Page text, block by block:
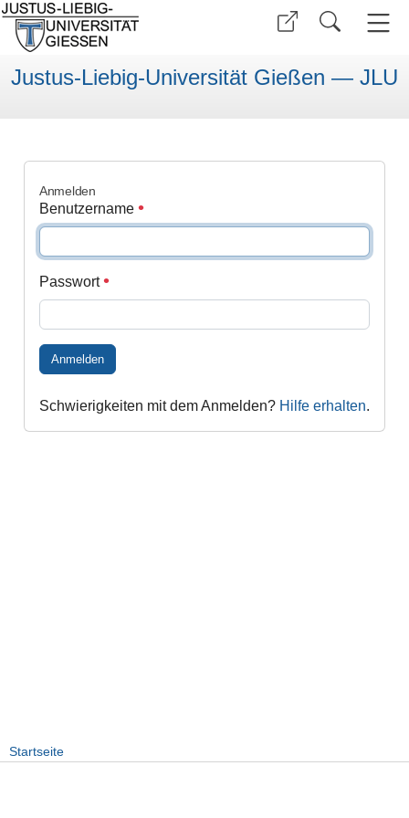
Justus-Liebig-Universität Gießen — JLU
Anmelden
Benutzername
Passwort
Anmelden
Schwierigkeiten mit dem Anmelden? Hilfe erhalten.
Startseite